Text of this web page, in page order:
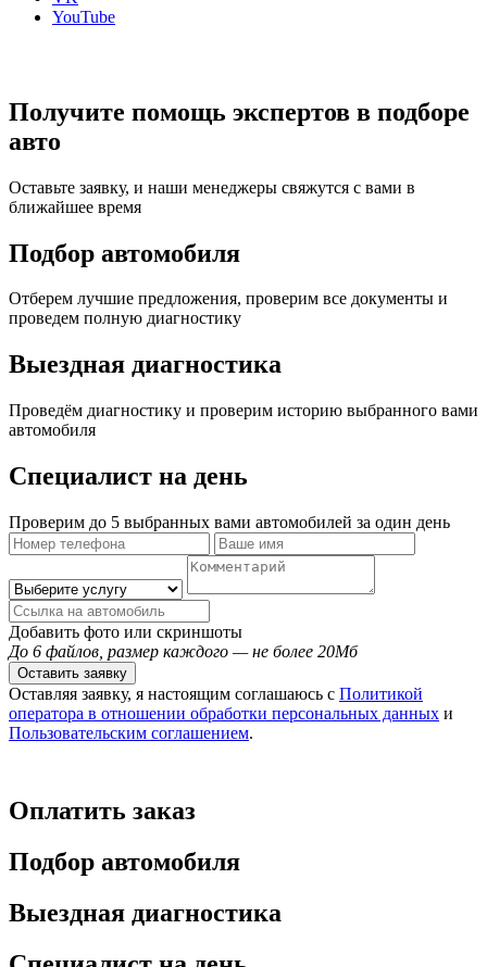
YouTube
Получите помощь экспертов в подборе
авто
Оставьте заявку, и наши менеджеры свяжутся с вами в
ближайшее время
Подбор автомобиля
Отберем лучшие предложения, проверим все документы и
проведем полную диагностику
Выездная диагностика
Проведём диагностику и проверим историю выбранного вами
автомобиля
Специалист на день
Проверим до 5 выбранных вами автомобилей за один день
Добавить фото или скриншоты
До 6 файлов, размер каждого — не более 20Мб
Оставить заявку
Оставляя заявку, я настоящим соглашаюсь с Политикой
оператора в отношении обработки персональных данных и
Пользовательским соглашением.
Оплатить заказ
Подбор автомобиля
Выездная диагностика